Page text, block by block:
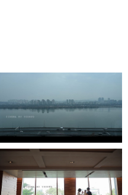
워커힐 모에기 -
인스타1분영상
jjw메리어트호텔
타블로24-인스타1분영상